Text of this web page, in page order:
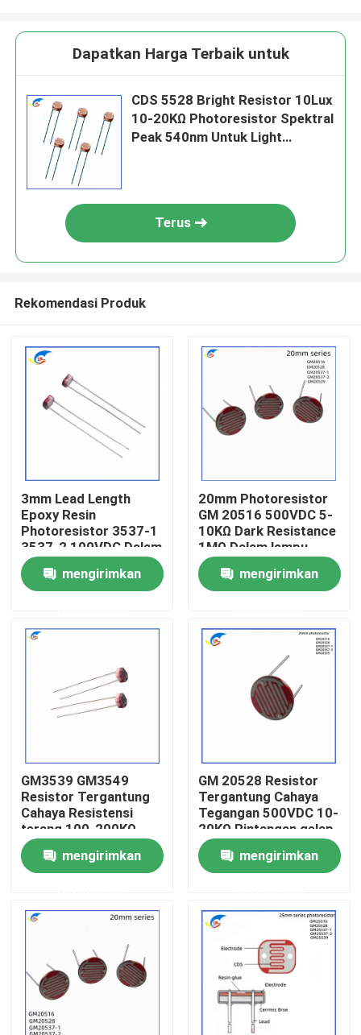
Rumah
Tentang Kami
Kontrol Kualitas
Hubungi Kami
Berita
Kasus-kasus
Termistor PTC
Dapatkan Harga Terbaik untuk
CDS 5528 Bright Resistor 10Lux
10-20KΩ Photoresistor Spektral
Peak 540nm Untuk Light
Terus
Rekomendasi Produk
3mm Lead Length
Epoxy Resin
Photoresistor 3537-1
3537-2 100VDC Dalam
Lampu
mengirimkan
20mm Photoresistor
GM 20516 500VDC 5-
10KΩ Dark Resistance
1MΩ Dalam lampu
mainan
mengirimkan
GM3539 GM3549
Resistor Tergantung
Cahaya Resistensi
terang 100-200KΩ
100VDC Dalam lampu
mengirimkan
GM 20528 Resistor
Tergantung Cahaya
Tegangan 500VDC 10-
20KΩ Rintangan gelap
1MΩ
mengirimkan